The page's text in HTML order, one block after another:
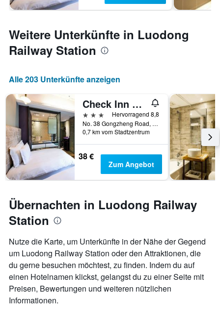
Weitere Unterkünfte in Luodong
Railway Station
Alle 203 Unterkünfte anzeigen
Check Inn Hive
3 Sterne
Hervorragend 8,8
No. 38 Gongzheng Road, Luodong Township, Taiwan
0,7 km vom Stadtzentrum
38 €
Zum Angebot
Übernachten in Luodong Railway
Station
Nutze die Karte, um Unterkünfte in der Nähe der Gegend
um Luodong Railway Station oder den Attraktionen, die
du gerne besuchen möchtest, zu finden. Indem du auf
einen Hotelnamen klickst, gelangst du zu einer Seite mit
Preisen, Bewertungen und weiteren nützlichen
Informationen.